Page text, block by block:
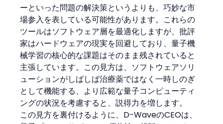
ーといった問題の解決策というよりも、巧妙な市
場参入を表している可能性があります。これらの
ツールはソフトウェア層を最適化しますが、批評
家はハードウェアの現実を回避しており、量子機
械学習の核心的な課題はそのまま残されていると
主張しています。この見方は、ソフトウェアソリ
ューションがしばしば治療薬ではなく一時しのぎ
として機能する、より広範な量子コンピューティ
ングの状況を考慮すると、説得力を増します。
この見方を裏付けるように、D-WaveのCEOは、